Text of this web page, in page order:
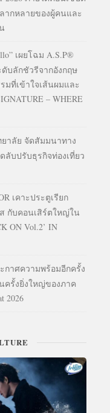
ลากหลายของผู้คนและ
เผยโฉม A.S.P®
ดับลักชัวรีจากอังกฤษ
ที่เข้าใจเส้นผมและ
– WHERE
าลัย จัดสัมมนาทาง
ลับปรับธุรกิจท่องเที่ยว
เคาะประตูเรียก
กับคอนเสิร์ตใหญ่ใน
ON Vol.2’ IN
กาศความพร้อมอีกครั้ง
ครั้งยิ่งใหญ่ของภาค
2026